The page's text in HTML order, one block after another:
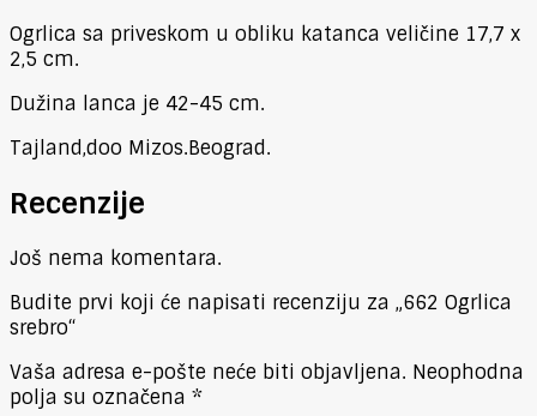
Ogrlica sa priveskom u obliku katanca veličine 17,7 x
2,5 cm.
Dužina lanca je 42-45 cm.
Tajland,doo Mizos.Beograd.
Recenzije
Još nema komentara.
Budite prvi koji će napisati recenziju za „662 Ogrlica
srebro“
Vaša adresa e-pošte neće biti objavljena. Neophodna
polja su označena *